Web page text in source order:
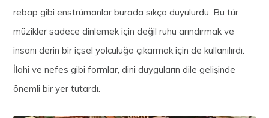
rebap gibi enstrümanlar burada sıkça duyulurdu. Bu tür
müzikler sadece dinlemek için değil ruhu arındırmak ve
insanı derin bir içsel yolculuğa çıkarmak için de kullanılırdı.
İlahi ve nefes gibi formlar, dini duyguların dile gelişinde
önemli bir yer tutardı.